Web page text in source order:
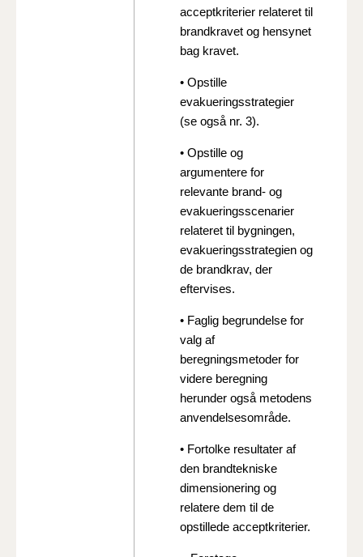
acceptkriterier relateret til
brandkravet og hensynet
bag kravet.
• Opstille
evakueringsstrategier
(se også nr. 3).
• Opstille og
argumentere for
relevante brand- og
evakueringsscenarier
relateret til bygningen,
evakueringsstrategien og
de brandkrav, der
eftervises.
• Faglig begrundelse for
valg af
beregningsmetoder for
videre beregning
herunder også metodens
anvendelsesområde.
• Fortolke resultater af
den brandtekniske
dimensionering og
relatere dem til de
opstillede acceptkriterier.